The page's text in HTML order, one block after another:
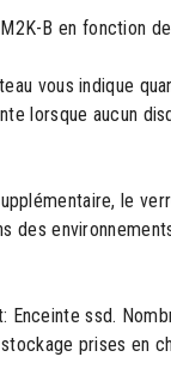
B en fonction
vous indique
lorsque aucun
le
des
Enceinte ssd.
prises en